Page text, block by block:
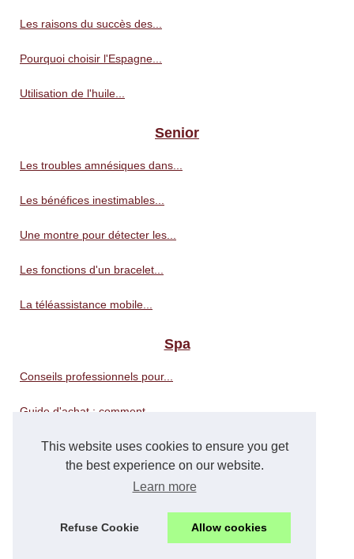
This website uses cookies to ensure you get
the best experience on our website.
Learn more
Refuse Cookie Allow cookies
Les raisons du succès des...
Pourquoi choisir l'Espagne...
Utilisation de l'huile...
Senior
Les troubles amnésiques dans...
Les bénéfices inestimables...
Une montre pour détecter les...
Les fonctions d'un bracelet...
La téléassistance mobile...
Spa
Conseils professionnels pour...
Guide d'achat : comment...
Les Thermes Dax: experts en...
Tropic Spa : le numéro 1...